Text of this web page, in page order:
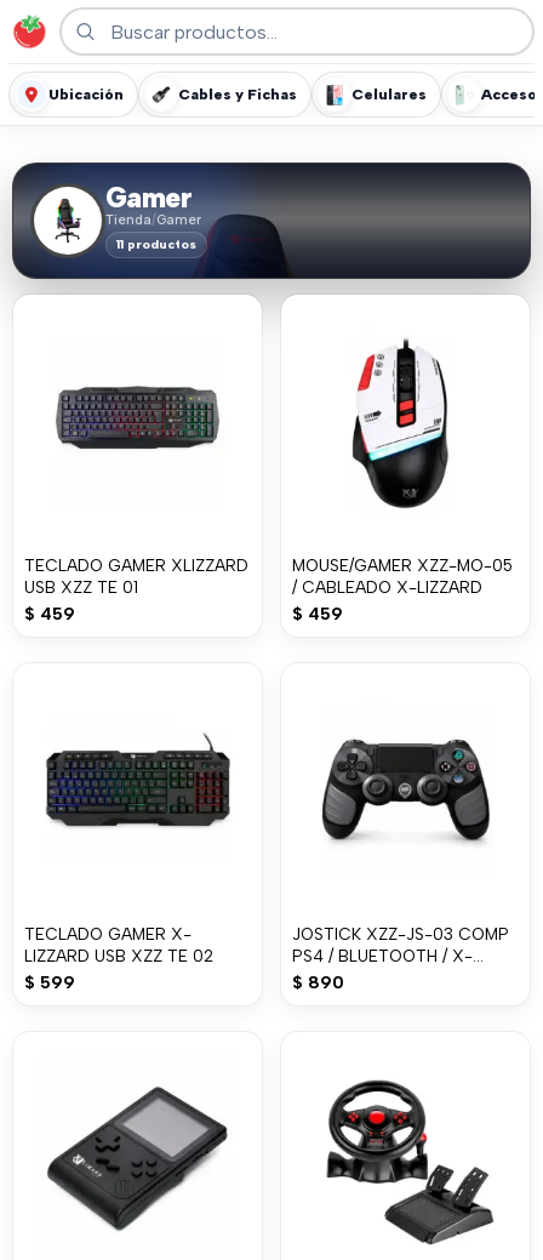
Ubicación Cables y Fichas Celulares
Gamer
Tienda/Gamer
11 productos
TECLADO GAMER XLIZZARD
USB XZZ TE 01
$ 459
MOUSE/GAMER XZZ-MO-05
/ CABLEADO X-LIZZARD
$ 459
TECLADO GAMER X-
LIZZARD USB XZZ TE 02
$ 599
JOSTICK XZZ-JS-03 COMP
PS4 / BLUETOOTH / X-
LIZZARD
$ 890